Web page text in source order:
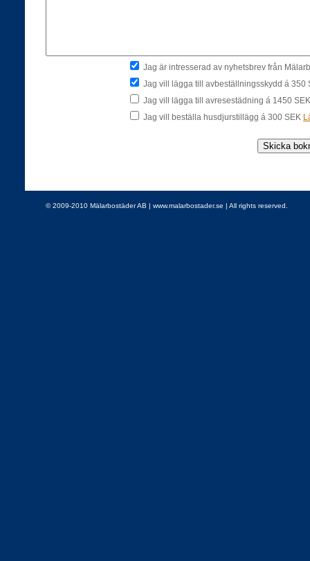
Jag är intresserad av nyhetsbrev från
Jag vill lägga till avbeställningsskydd á 350
Jag vill lägga till avresestädning á 1450
Jag vill beställa husdjurstillägg á 300 SEK
© 2009-2010 Mälarbostäder AB | www.malarbostader.se | All rights reserved.